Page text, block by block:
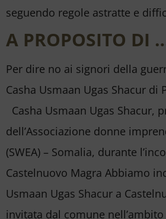
seguendo regole astratte e
A PROPOSITO DI
Per dire no ai signori della
Casha Usmaan Ugas Shacur di
Casha Usmaan Ugas Shacur,
dell’Associazione donne
(SWEA) – Somalia, durante
Castelnuovo Magra Abbiamo
Usmaan Ugas Shacur a
invitata dal comune